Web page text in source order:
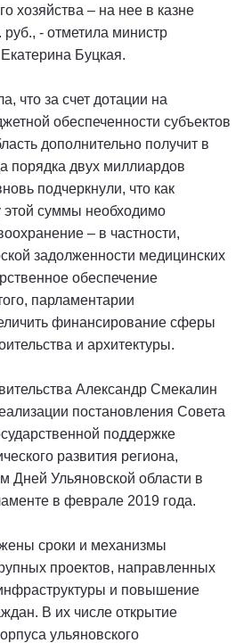
хозяйства – на нее в казне
- отметила министр
Буцкая.
что за счет дотации на
обеспеченности субъектов
дополнительно получит в
порядка двух миллиардов
подчеркнули, что как
суммы необходимо
– в частности,
задолженности медицинских
обеспечение
парламентарии
финансирование сферы
и архитектуры.
Александр Смекалин
постановления Совета
поддержке
развития региона,
Дней Ульяновской области в
в феврале 2019 года.
сроки и механизмы
проектов, направленных
и повышение
В их числе открытие
ульяновского